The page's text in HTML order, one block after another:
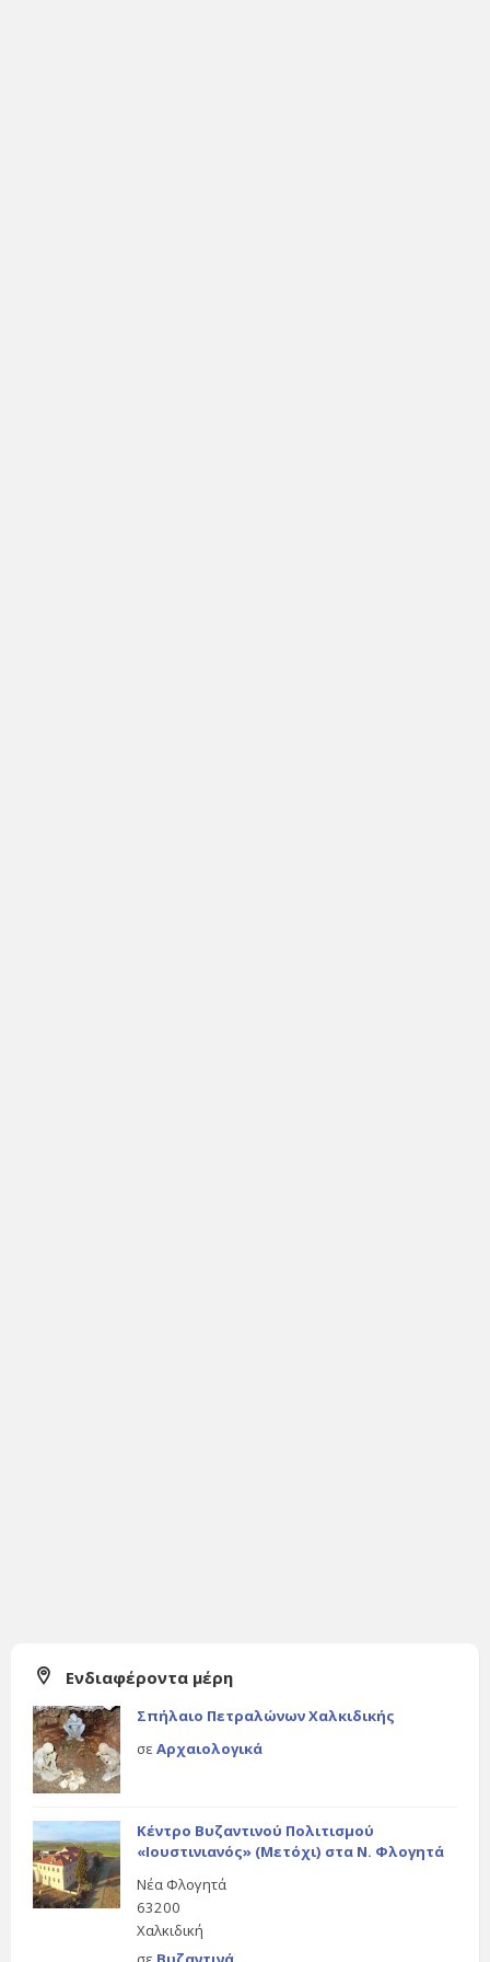
Ενδιαφέροντα μέρη
Σπήλαιο Πετραλώνων Χαλκιδικής
σε Αρχαιολογικά
Κέντρο Βυζαντινού Πολιτισμού
«Ιουστινιανός» (Μετόχι) στα Ν. Φλογητά
Νέα Φλογητά
63200
Χαλκιδική